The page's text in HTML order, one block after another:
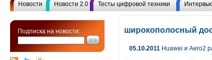
Новости Новости 2.0 Тесты цифровой техники
Подписка на новости: широкополосный
05.10.2011 Huawei и Aero2